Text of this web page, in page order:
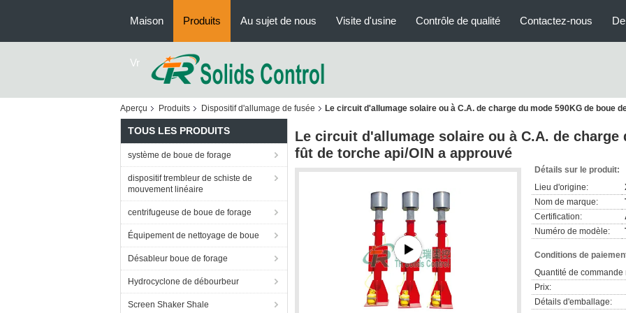
Maison Produits Au sujet de nous Visite d'usine Contrôle de qualité Contactez-nous
Vr
Aperçu Produits Dispositif d'allumage de fusée Le circuit d'allumage solaire ou à C.A. de charge du mode 590KG de boue
TOUS LES PRODUITS
système de boue de forage
dispositif trembleur de schiste de
mouvement linéaire
centrifugeuse de boue de forage
Équipement de nettoyage de boue
Désableur boue de forage
Hydrocyclone de débourbeur
Screen Shaker Shale
Le circuit d'allumage solaire ou à C.A. de charge
fût de torche api/OIN a approuvé
Détails sur le produit:
Lieu d'origine:
Nom de marque:
Certification:
Numéro de modèle:
Conditions de
Quantité de commande
Prix:
Détails d'emballage: